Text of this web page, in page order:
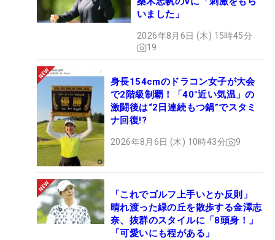
いました」
2026年8月6日 (木) 15時45分
19
身長154cmのドラコン女子が大会
で2階級制覇！「40°近い気温」の
激闘後は“2日連続もつ鍋”でスタミ
ナ回復!?
2026年8月6日 (木) 10時43分 9
「これでゴルフ上手いとか反則」
晴れ渡った緑の丘を散歩する金澤志
奈、抜群のスタイルに「8頭身！」
「可愛いにも程がある」